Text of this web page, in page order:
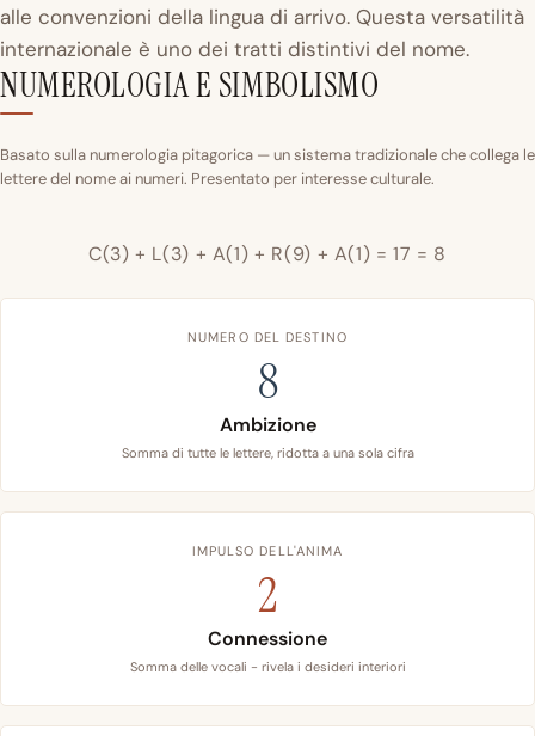
alle convenzioni della lingua di arrivo. Questa versatilità
internazionale è uno dei tratti distintivi del nome.
NUMEROLOGIA E SIMBOLISMO
Basato sulla numerologia pitagorica — un sistema tradizionale che collega le
lettere del nome ai numeri. Presentato per interesse culturale.
C(3) + L(3) + A(1) + R(9) + A(1) = 17 = 8
NUMERO DEL DESTINO
8
Ambizione
Somma di tutte le lettere, ridotta a una sola cifra
IMPULSO DELL'ANIMA
2
Connessione
Somma delle vocali - rivela i desideri interiori